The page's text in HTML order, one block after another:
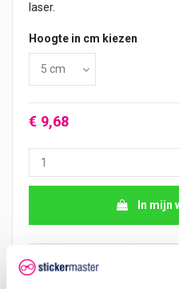
laser.
Hoogte in cm kiezen
€ 9,68
In mijn
Hoeveelheid